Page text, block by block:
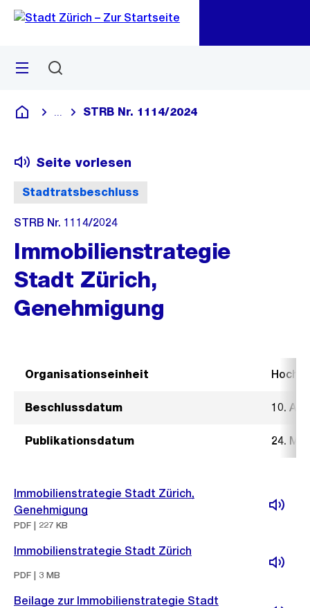
Navigation
Sprunglink
Menü
Deutsch
Blende alle Breadcrumbs ein
STRB Nr. 1114/2024
Stadtratsbeschluss
Seite vorlesen
STRB Nr. 1114/2024
Immobilienstrategie
Stadt Zürich,
Genehmigung
Organisationseinheit
Beschlussdatum 10.
Publikationsdatum 24.
Immobilienstrategie Stadt Zürich,
Genehmigung
PDF | 227 KB
Immobilienstrategie Stadt Zürich
PDF | 3 MB
Beilage zur Immobilienstrategie Stadt